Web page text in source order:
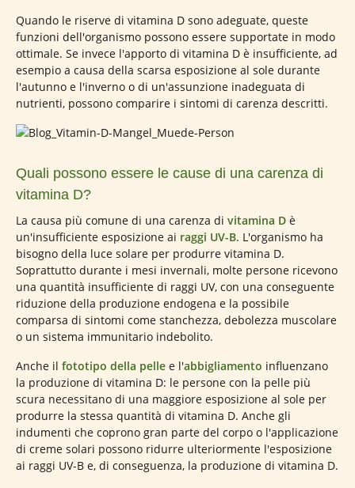
Quando le riserve di vitamina D sono adeguate, queste
funzioni dell'organismo possono essere supportate in modo
ottimale. Se invece l'apporto di vitamina D è insufficiente, ad
esempio a causa della scarsa esposizione al sole durante
l'autunno e l'inverno o di un'assunzione inadeguata di
nutrienti, possono comparire i sintomi di carenza descritti.
Quali possono essere le cause di una carenza di
vitamina D?
La causa più comune di una carenza di vitamina D è
un'insufficiente esposizione ai raggi UV-B. L'organismo ha
bisogno della luce solare per produrre vitamina D.
Soprattutto durante i mesi invernali, molte persone ricevono
una quantità insufficiente di raggi UV, con una conseguente
riduzione della produzione endogena e la possibile
comparsa di sintomi come stanchezza, debolezza muscolare
o un sistema immunitario indebolito.
Anche il fototipo della pelle e l'abbigliamento influenzano
la produzione di vitamina D: le persone con la pelle più
scura necessitano di una maggiore esposizione al sole per
produrre la stessa quantità di vitamina D. Anche gli
indumenti che coprono gran parte del corpo o l'applicazione
di creme solari possono ridurre ulteriormente l'esposizione
ai raggi UV-B e, di conseguenza, la produzione di vitamina D.